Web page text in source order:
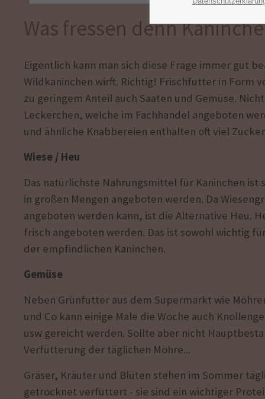
Was fressen denn
Eigentlich kann man sich diese Frage immer gut
Wildkaninchen wirft. Richtig! Frischfutter in Form
zu geringem Anteil auch Saaten und Gemüse.
Leckerchen, welche im Fachhandel angeboten
und ähnliche Knabbereien enthalten oft viel
Wiese / Heu
Das natürlichste Nahrungsmittel für Kaninchen ist
in großen Mengen angeboten werden. Da
angeboten werden kann, ist die Alternative Heu.
frisch angeboten werden. Das ist sowohl wichtig
der empfindlichen Kaninchen.
Gemüse
Neben Grünfutter aus dem Supermarkt wie
und Co kann einige Male die Woche auch
usw gereicht werden. Sollte aber nicht
Verfütterung der täglichen Möhre...
Gräser, Kräuter und Blüten stehen im Sommer
getrocknet verfüttert - sie sind ein wichtiger